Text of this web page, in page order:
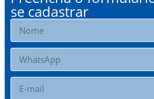
se cadastrar